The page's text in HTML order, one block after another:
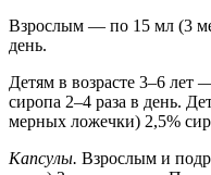
Взрослым — по 15 мл (3
день.
Детям в возрасте 3–6
сиропа 2–4 раза в день.
мерных ложечки) 2,5%
Капсулы. Взрослым и